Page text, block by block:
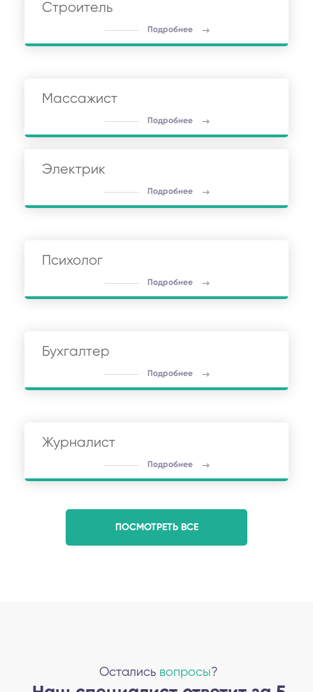
Строитель
Подробнее
Массажист
Подробнее
Электрик
Подробнее
Психолог
Подробнее
Бухгалтер
Подробнее
Журналист
Подробнее
ПОСМОТРЕТЬ ВСЕ
Остались вопросы?